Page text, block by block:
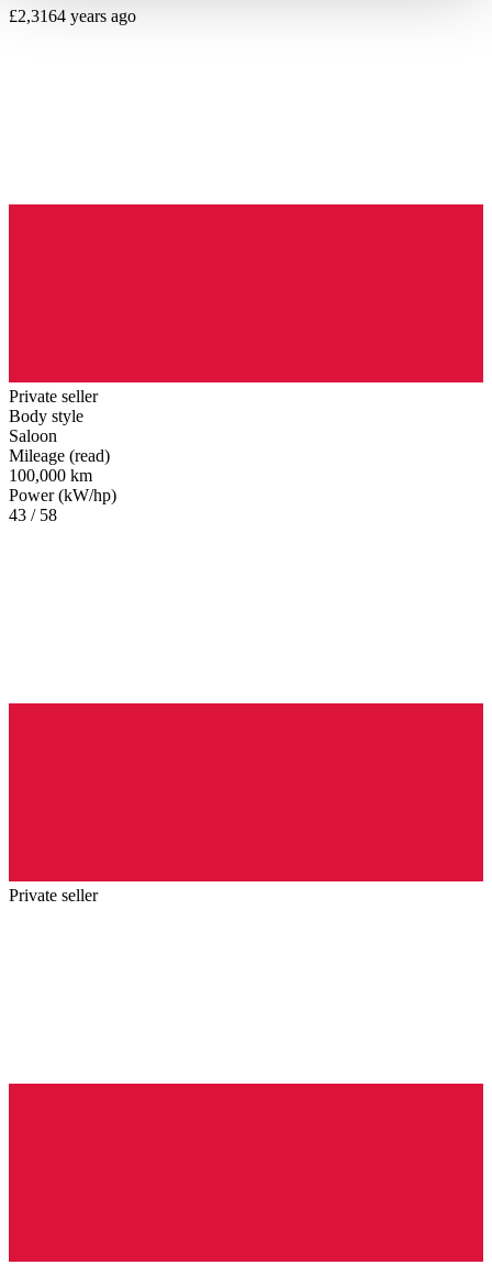
haben oder die sie im Rahmen Ihrer Nutzung der Dienste
£2,3164 years ago
Private seller
Body style
Saloon
Mileage (read)
100,000 km
Power (kW/hp)
43 / 58
Private seller